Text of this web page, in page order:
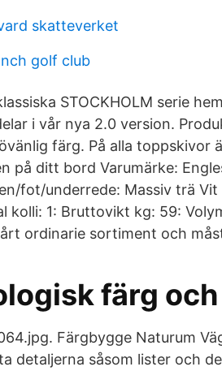
skatteverket
golf club
STOCKHOLM serie
i vår nya 2.0 version.
färg. På alla toppskivor
på ditt bord Varumärke:
fot/underrede: Massiv trä
kolli: 1: Bruttovikt kg: 59:
ordinarie sortiment och
färg
Färgbygge Naturum
detaljerna såsom lister och